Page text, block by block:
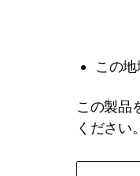
この
この製品
ください。